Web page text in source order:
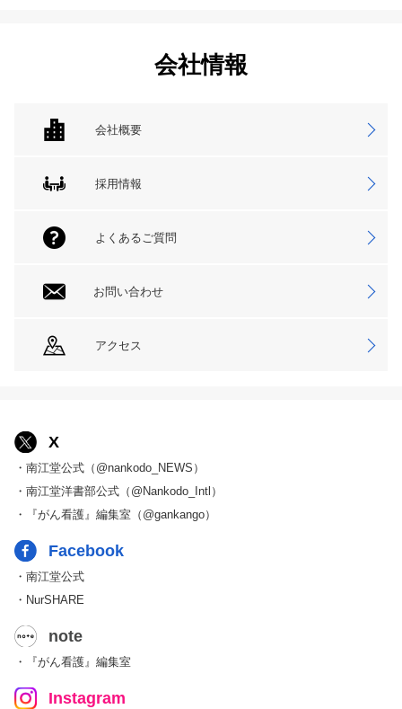
会社情報
会社概要
採用情報
よくあるご質問
お問い合わせ
アクセス
X
・南江堂公式（@nankodo_NEWS）
・南江堂洋書部公式（@Nankodo_Intl）
・『がん看護』編集室（@gankango）
Facebook
・南江堂公式
・NurSHARE
note
・『がん看護』編集室
Instagram